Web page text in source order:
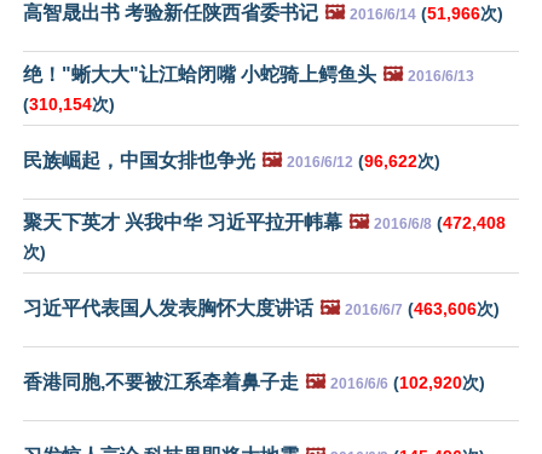
高智晟出书 考验新任陕西省委书记 🖼️ 2016/6/14 (51,966次)
绝！"蜥大大"让江蛤闭嘴 小蛇骑上鳄鱼头 🖼️ 2016/6/13
(310,154次)
民族崛起，中国女排也争光 🖼️ 2016/6/12 (96,622次)
聚天下英才 兴我中华 习近平拉开帏幕 🖼️ 2016/6/8 (472,408
次)
习近平代表国人发表胸怀大度讲话 🖼️ 2016/6/7 (463,606次)
香港同胞,不要被江系牵着鼻子走 🖼️ 2016/6/6 (102,920次)